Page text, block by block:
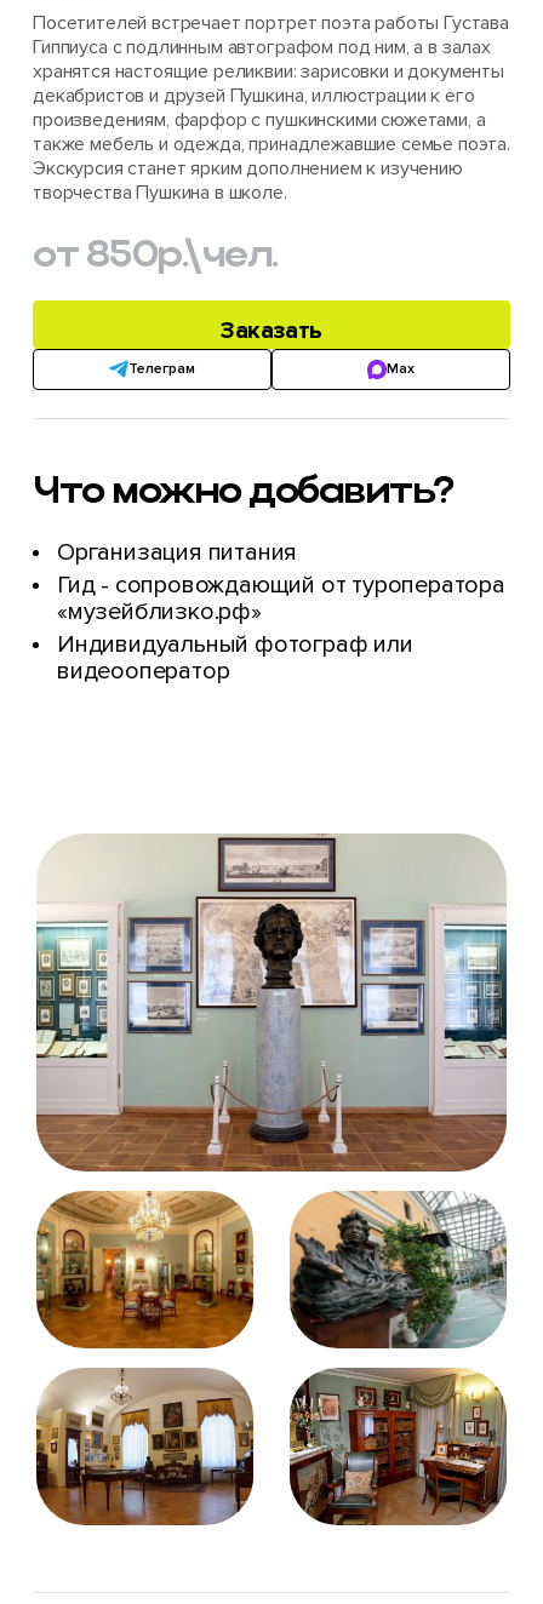
Посетителей встречает портрет поэта работы Густава
Гиппиуса с подлинным автографом под ним, а в залах
хранятся настоящие реликвии: зарисовки и документы
декабристов и друзей Пушкина, иллюстрации к его
произведениям, фарфор с пушкинскими сюжетами, а
также мебель и одежда, принадлежавшие семье поэта.
Экскурсия станет ярким дополнением к изучению
творчества Пушкина в школе.
от 850р.\чел.
Заказать
Телеграм Max
Что можнодобавить?
Организация питания
Гид - сопровождающий от туроператора
«музейблизко.рф»
Индивидуальный фотограф или
видеооператор